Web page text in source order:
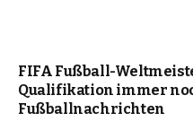
FIFA Fußball-
Qualifikation immer
Fußballnachrichten